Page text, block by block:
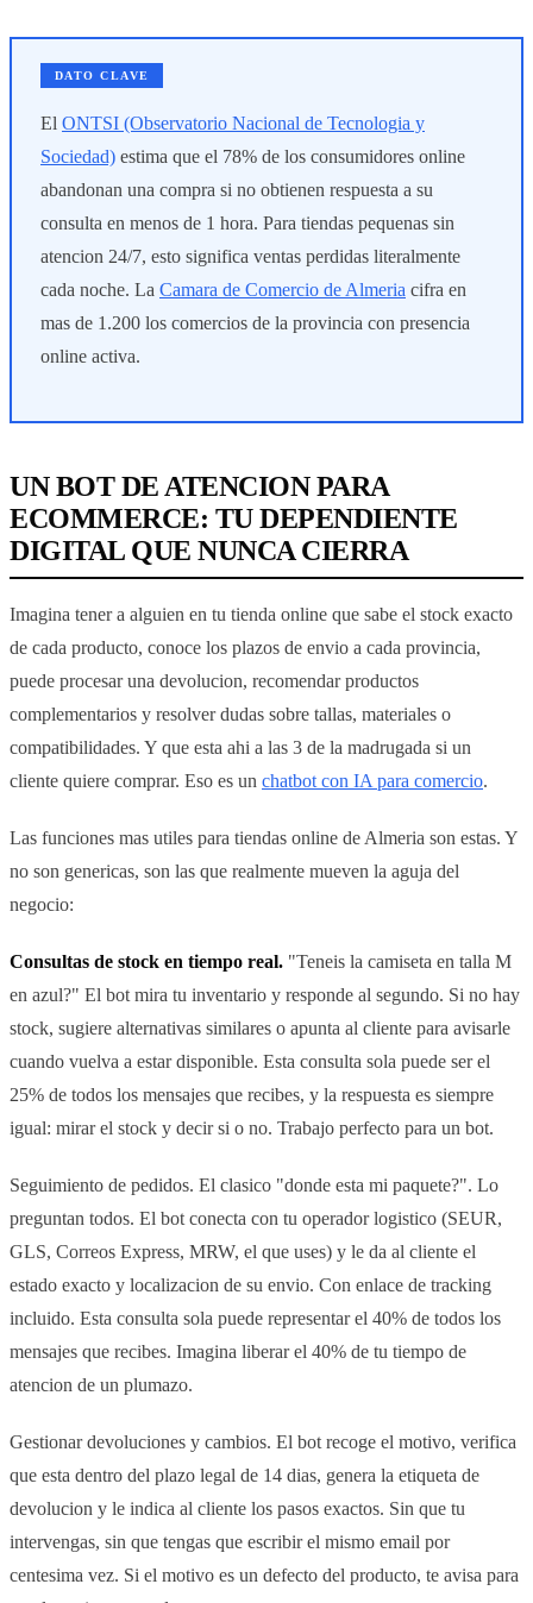
DATO CLAVE
El ONTSI (Observatorio Nacional de Tecnologia y
Sociedad) estima que el 78% de los consumidores online
abandonan una compra si no obtienen respuesta a su
consulta en menos de 1 hora. Para tiendas pequenas sin
atencion 24/7, esto significa ventas perdidas literalmente
cada noche. La Camara de Comercio de Almeria cifra en
mas de 1.200 los comercios de la provincia con presencia
online activa.
UN BOT DE ATENCION PARA
ECOMMERCE: TU DEPENDIENTE
DIGITAL QUE NUNCA CIERRA
Imagina tener a alguien en tu tienda online que sabe el stock exacto
de cada producto, conoce los plazos de envio a cada provincia,
puede procesar una devolucion, recomendar productos
complementarios y resolver dudas sobre tallas, materiales o
compatibilidades. Y que esta ahi a las 3 de la madrugada si un
cliente quiere comprar. Eso es un chatbot con IA para comercio.
Las funciones mas utiles para tiendas online de Almeria son estas. Y
no son genericas, son las que realmente mueven la aguja del
negocio:
Consultas de stock en tiempo real. "Teneis la camiseta en talla M
en azul?" El bot mira tu inventario y responde al segundo. Si no hay
stock, sugiere alternativas similares o apunta al cliente para avisarle
cuando vuelva a estar disponible. Esta consulta sola puede ser el
25% de todos los mensajes que recibes, y la respuesta es siempre
igual: mirar el stock y decir si o no. Trabajo perfecto para un bot.
Seguimiento de pedidos. El clasico "donde esta mi paquete?". Lo
preguntan todos. El bot conecta con tu operador logistico (SEUR,
GLS, Correos Express, MRW, el que uses) y le da al cliente el
estado exacto y localizacion de su envio. Con enlace de tracking
incluido. Esta consulta sola puede representar el 40% de todos los
mensajes que recibes. Imagina liberar el 40% de tu tiempo de
atencion de un plumazo.
Gestionar devoluciones y cambios. El bot recoge el motivo, verifica
que esta dentro del plazo legal de 14 dias, genera la etiqueta de
devolucion y le indica al cliente los pasos exactos. Sin que tu
intervengas, sin que tengas que escribir el mismo email por
centesima vez. Si el motivo es un defecto del producto, te avisa para